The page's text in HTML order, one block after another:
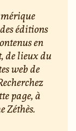
éditions
en
de lieux du
web de
page, à
Zéthès.